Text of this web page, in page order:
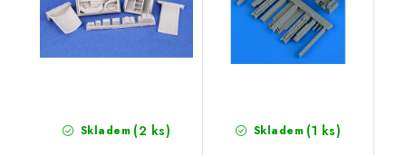
Skladem (2 ks) Skladem (1 ks)